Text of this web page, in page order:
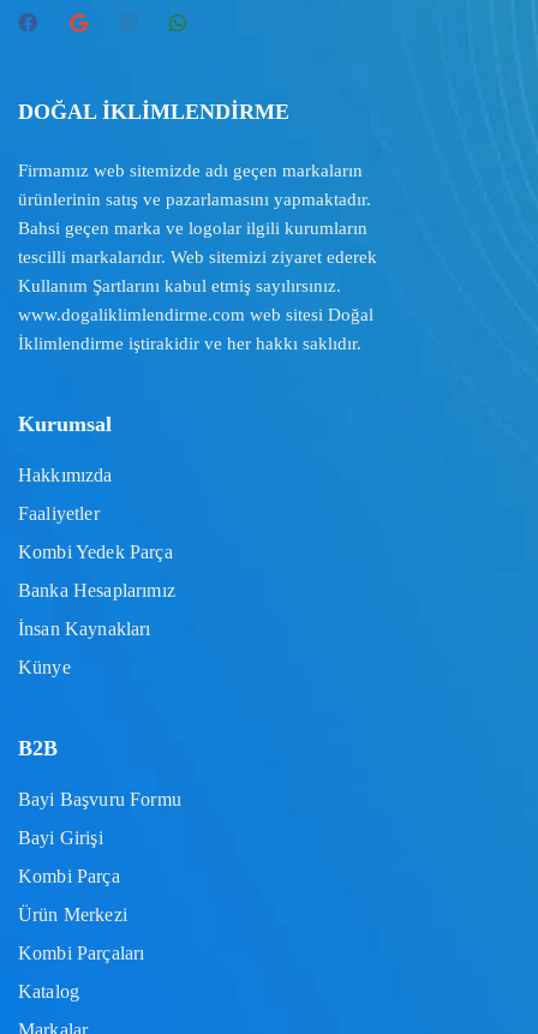
DOĞAL İKLİMLENDİRME
Firmamız web sitemizde adı geçen markaların
ürünlerinin satış ve pazarlamasını yapmaktadır.
Bahsi geçen marka ve logolar ilgili kurumların
tescilli markalarıdır. Web sitemizi ziyaret ederek
Kullanım Şartlarını kabul etmiş sayılırsınız.
www.dogaliklimlendirme.com web sitesi Doğal
İklimlendirme iştirakidir ve her hakkı saklıdır.
Kurumsal
Hakkımızda
Faaliyetler
Kombi Yedek Parça
Banka Hesaplarımız
İnsan Kaynakları
Künye
B2B
Bayi Başvuru Formu
Bayi Girişi
Kombi Parça
Ürün Merkezi
Kombi Parçaları
Katalog